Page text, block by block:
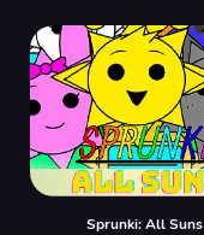
Sprunki: All Suns